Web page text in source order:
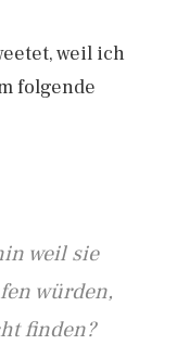
weil ich
folgende
weil sie
würden,
finden?